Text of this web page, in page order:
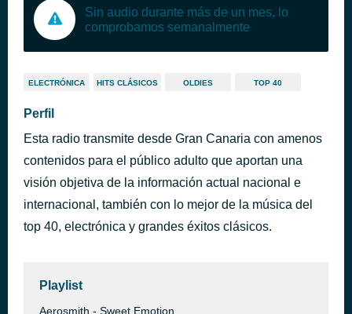
Sin audio durante más de un mes, lo
comprobamos semanalmente
ELECTRÓNICA HITS CLÁSICOS OLDIES TOP 40
Perfil
Esta radio transmite desde Gran Canaria con amenos
contenidos para el público adulto que aportan una
visión objetiva de la información actual nacional e
internacional, también con lo mejor de la música del
top 40, electrónica y grandes éxitos clásicos.
Playlist
Aerosmith - Sweet Emotion